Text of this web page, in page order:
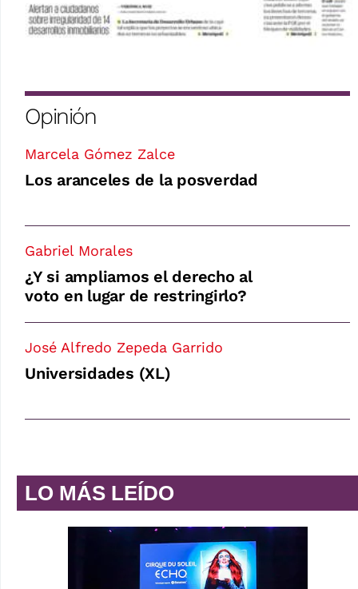
Opinión
Marcela Gómez Zalce
Los aranceles de la posverdad
Gabriel Morales
¿Y si ampliamos el derecho al
voto en lugar de restringirlo?
José Alfredo Zepeda Garrido
Universidades (XL)
LO MÁS LEÍDO